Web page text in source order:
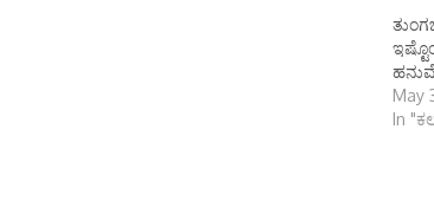
May
In